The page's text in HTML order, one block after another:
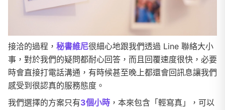
接洽的過程， 秘書維尼很細心地跟我們透過 Line 聯絡大小
事，對於我們的疑問都耐心回答，而且回覆速度很快，必要
時會直接打電話溝通，有時候甚至晚上都還會回訊息讓我們
感受到很認真的服務態度。
我們選擇的方案只有3個小時 ，本來包含「輕寫真」，可以